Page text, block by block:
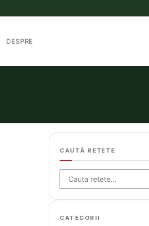
DESPRE
CAUTĂ REȚETE
CATEGORII